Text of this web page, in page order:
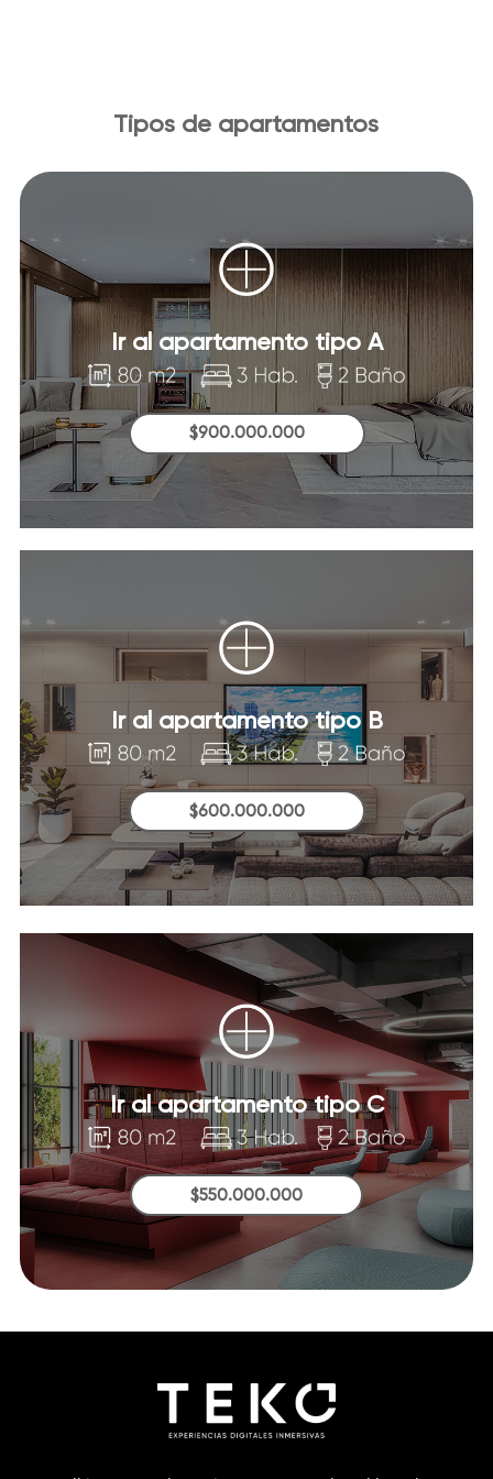
Tipos de apartamentos
Ir al apartamento tipo A
$900.000.000
Ir al apartamento tipo B
$600.000.000
Ir al apartamento tipo C
$550.000.000